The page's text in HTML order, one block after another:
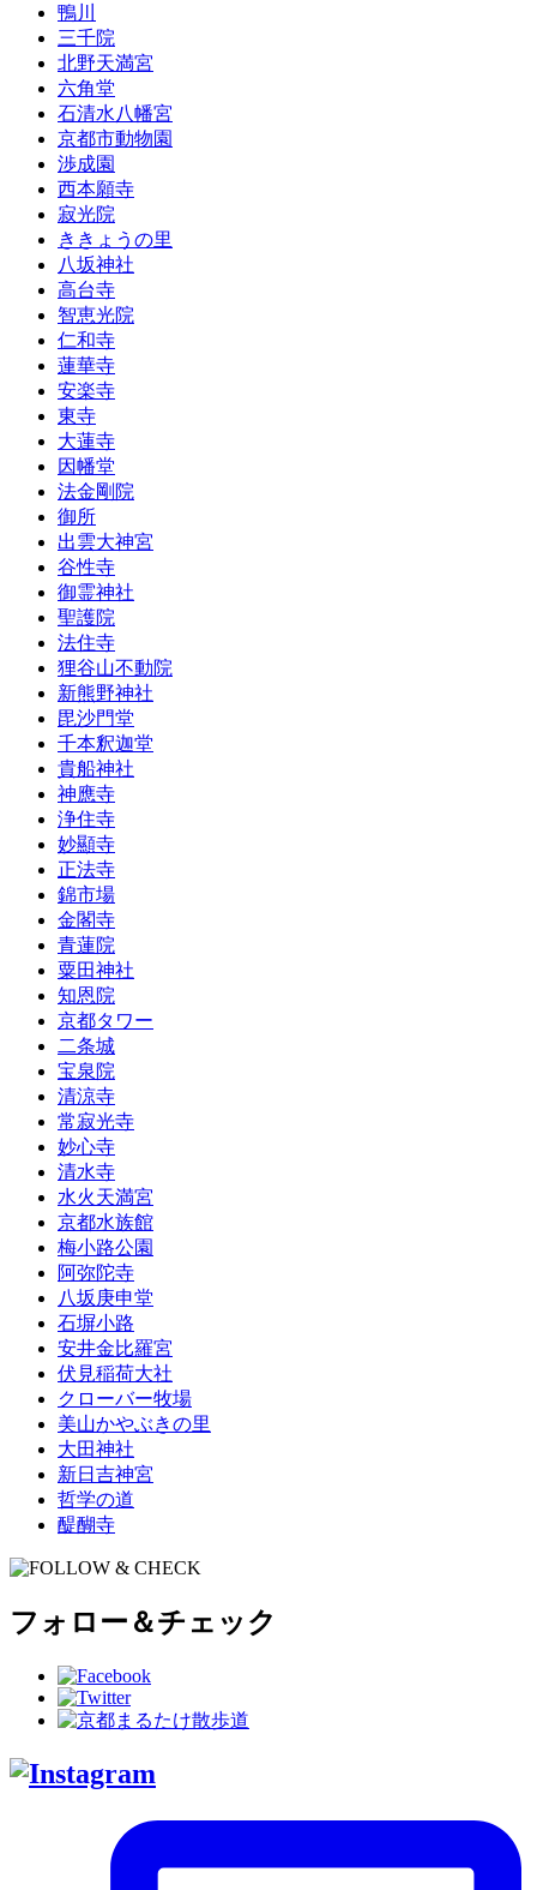
鴨川
三千院
北野天満宮
六角堂
石清水八幡宮
京都市動物園
渉成園
西本願寺
寂光院
ききょうの里
八坂神社
高台寺
智恵光院
仁和寺
蓮華寺
安楽寺
東寺
大蓮寺
因幡堂
法金剛院
御所
出雲大神宮
谷性寺
御霊神社
聖護院
法住寺
狸谷山不動院
新熊野神社
毘沙門堂
千本釈迦堂
貴船神社
神應寺
浄住寺
妙顯寺
正法寺
錦市場
金閣寺
青蓮院
粟田神社
知恩院
京都タワー
二条城
宝泉院
清涼寺
常寂光寺
妙心寺
清水寺
水火天満宮
京都水族館
梅小路公園
阿弥陀寺
八坂庚申堂
石塀小路
安井金比羅宮
伏見稲荷大社
クローバー牧場
美山かやぶきの里
大田神社
新日吉神宮
哲学の道
醍醐寺
フォロー＆チェック